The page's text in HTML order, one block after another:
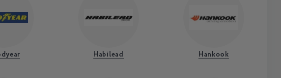
Habilead Hankook